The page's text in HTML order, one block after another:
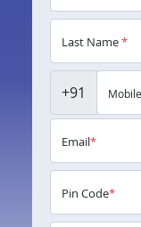
Last Name*
+91
Email*
Pin Code*